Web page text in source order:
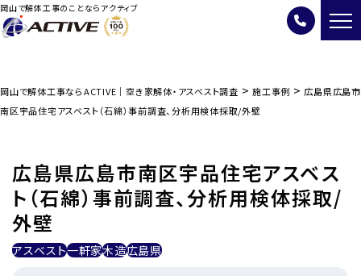
岡山で解体工事のことならアクティブ
岡山で解体工事ならACTIVE｜空き家解体・アスベスト調査 > 施工事例 > 広島県広島市
南区宇品住宅アスベスト（石綿）事前調査、分析用検体採取/外壁
広島県広島市南区宇品住宅アスベス
ト（石綿）事前調査、分析用検体採取/
外壁
アスベスト一軒家木造広島県